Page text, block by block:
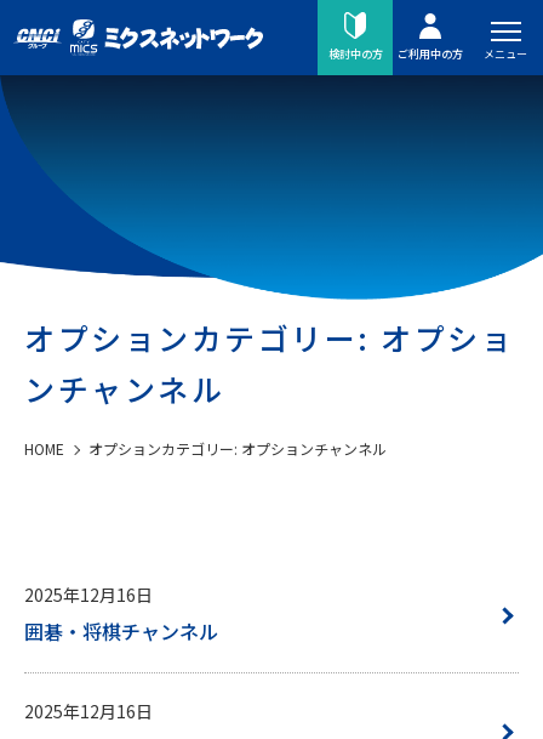
検討中の方 ご利用中の方 メニュー
オプションカテゴリー: オプショ
ンチャンネル
HOME オプションカテゴリー: オプションチャンネル
2025年12月16日
囲碁・将棋チャンネル
2025年12月16日